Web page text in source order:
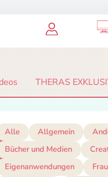
THERAS
Alle Allgemein
Bücher und Medien
Eigenanwendungen